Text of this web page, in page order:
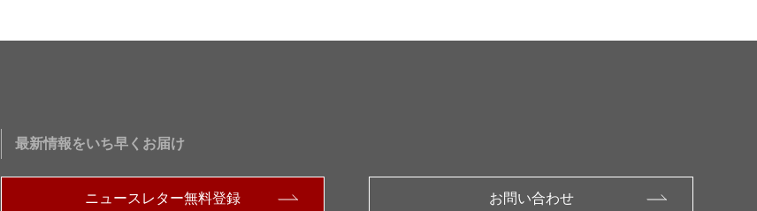
最新情報をいち早くお届け
ニュースレター無料登録 お問い合わせ